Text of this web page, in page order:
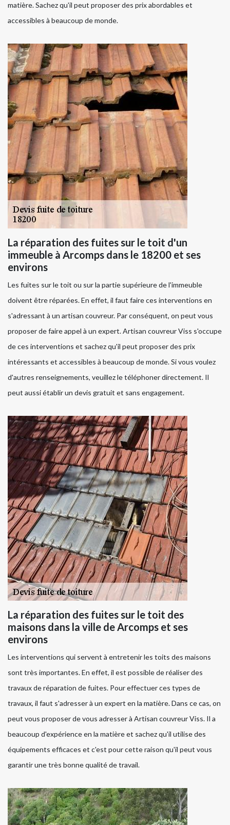
matière. Sachez qu'il peut proposer des prix abordables et
accessibles à beaucoup de monde.
La réparation des fuites sur le toit d'un
immeuble à Arcomps dans le 18200 et ses
environs
Les fuites sur le toit ou sur la partie supérieure de l'immeuble
doivent être réparées. En effet, il faut faire ces interventions en
s'adressant à un artisan couvreur. Par conséquent, on peut vous
proposer de faire appel à un expert. Artisan couvreur Viss s'occupe
de ces interventions et sachez qu'il peut proposer des prix
intéressants et accessibles à beaucoup de monde. Si vous voulez
d'autres renseignements, veuillez le téléphoner directement. Il
peut aussi établir un devis gratuit et sans engagement.
La réparation des fuites sur le toit des
maisons dans la ville de Arcomps et ses
environs
Les interventions qui servent à entretenir les toits des maisons
sont très importantes. En effet, il est possible de réaliser des
travaux de réparation de fuites. Pour effectuer ces types de
travaux, il faut s'adresser à un expert en la matière. Dans ce cas, on
peut vous proposer de vous adresser à Artisan couvreur Viss. Il a
beaucoup d'expérience en la matière et sachez qu'il utilise des
équipements efficaces et c'est pour cette raison qu'il peut vous
garantir une très bonne qualité de travail.